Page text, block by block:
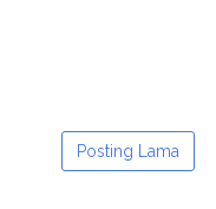
Posting Lama